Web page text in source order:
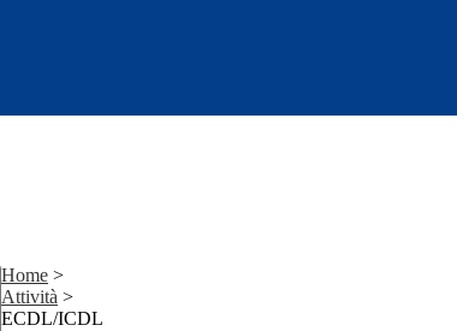
Home >
Attività >
ECDL/ICDL